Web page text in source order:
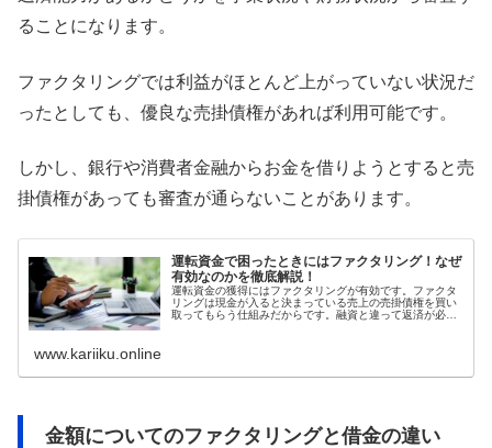
ることになります。
ファクタリングでは利益がほとんど上がっていない状況だ
ったとしても、優良な売掛債権があれば利用可能です。
しかし、銀行や消費者金融からお金を借りようとすると売
掛債権があっても審査が通らないことがあります。
運転資金で困ったときにはファクタリング！なぜ
有効なのかを徹底解説！
運転資金の獲得にはファクタリングが有効です。ファクタ
リングは現金が入ると決まっている売上の売掛債権を買い
取ってもらう仕組みだからです。融資と違って返済が必要
www.kariiku.online
金額についてのファクタリングと借金の違い